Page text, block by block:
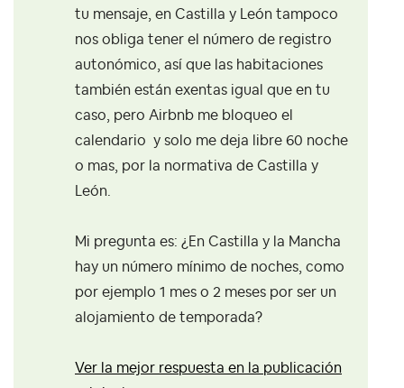
tu mensaje, en Castilla y León tampoco
nos obliga tener el número de registro
autonómico, así que las habitaciones
también están exentas igual que en tu
caso, pero Airbnb me bloqueo el
calendario y solo me deja libre 60 noche
o mas, por la normativa de Castilla y
León.
Mi pregunta es: ¿En Castilla y la Mancha
hay un número mínimo de noches, como
por ejemplo 1 mes o 2 meses por ser un
alojamiento de temporada?
Ver la mejor respuesta en la publicación